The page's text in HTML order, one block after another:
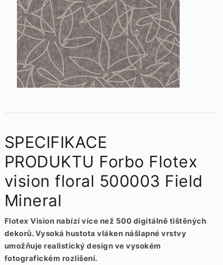
SPECIFIKACE
PRODUKTU Forbo Flotex
vision floral 500003 Field
Mineral
Flotex Vision nabízí více než 500 digitálně tištěných
dekorů. Vysoká hustota vláken nášlapné vrstvy
umožňuje realistický design ve vysokém
fotografickém rozlišení.